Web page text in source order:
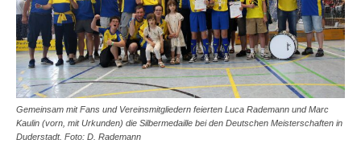
Gemeinsam mit Fans und Vereinsmitgliedern feierten Luca Rademann und Marc
Kaulin (vorn, mit Urkunden) die Silbermedaille bei den Deutschen Meisterschaften in
Duderstadt. Foto: D. Rademann